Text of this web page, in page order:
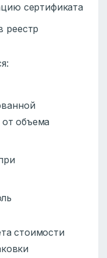
сертификата
реестр
объема
стоимости